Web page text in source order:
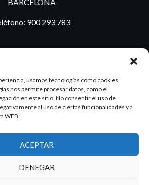
usamos tecnologías como cookies.
nos permite procesar datos, como el
en este sitio. No consentir el uso de
al uso de ciertas funcionalidades y a
WEB.
ACEPTAR
DENEGAR
BARCELONA
900 293 783
los derechos reservados.